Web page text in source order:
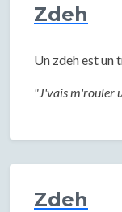
Zdeh
Un zdeh est un
"J'vais m'rouler
Zdeh